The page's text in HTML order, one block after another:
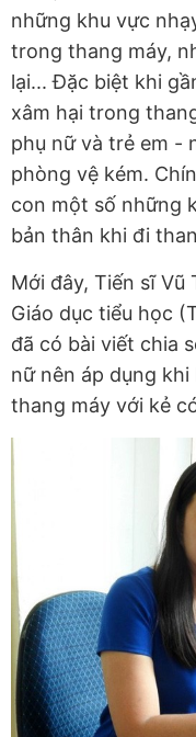
những khu vực
trong thang máy,
lại... Đặc biệt khi
xâm hại trong
phụ nữ và trẻ em -
phòng vệ kém.
con một số những
bản thân khi đi
Mới đây, Tiến sĩ Vũ
Giáo dục tiểu học
đã có bài viết chia
nữ nên áp dụng
thang máy với kẻ